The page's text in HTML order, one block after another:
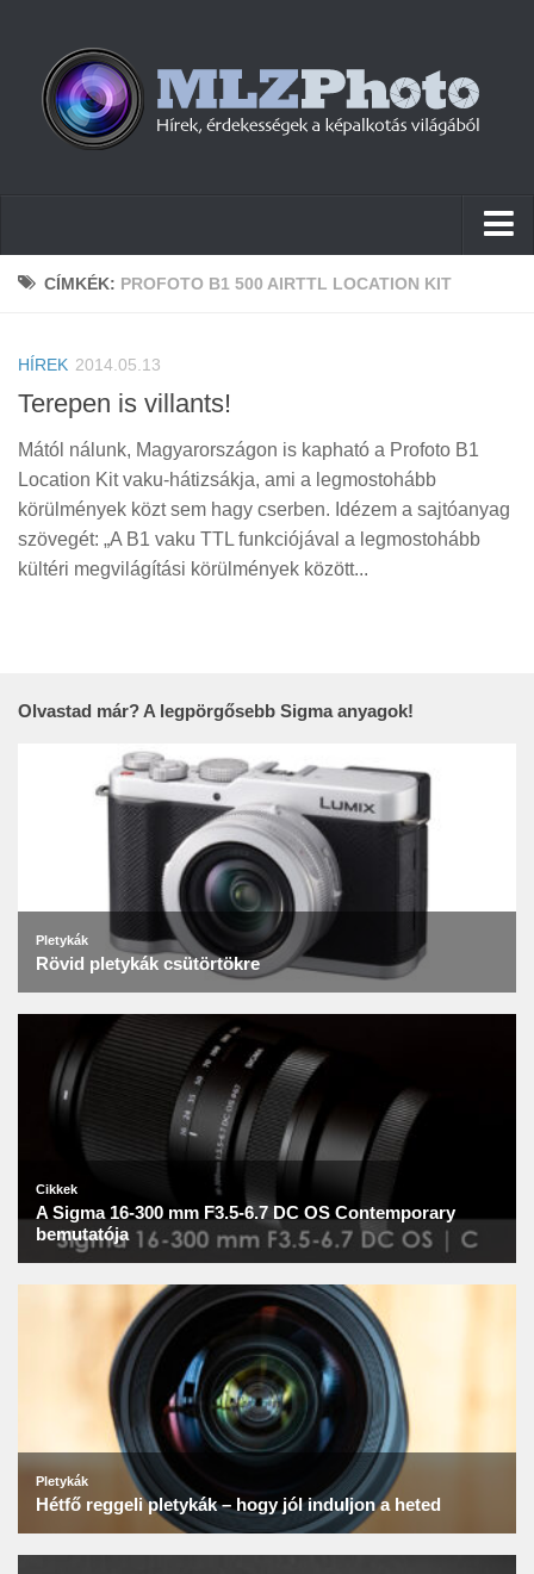
Hírek
Cikkek
Szoftver
Firmware
Tudástár
Tanácsok
Érdekességek
CÍMKÉK: PROFOTO B1 500 AIRTTL LOCATION KIT
HÍREK 2014.05.13
Terepen is villants!
Mától nálunk, Magyarországon is kapható a Profoto B1
Location Kit vaku-hátizsákja, ami a legmostohább
körülmények közt sem hagy cserben. Idézem a sajtóanyag
szövegét: „A B1 vaku TTL funkciójával a legmostohább
kültéri megvilágítási körülmények között...
Olvastad már? A legpörgősebb Sigma anyagok!